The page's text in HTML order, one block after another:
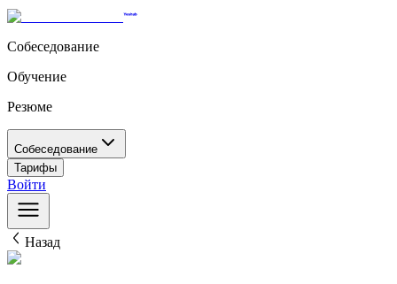
Собеседование
Обучение
Резюме
Собеседование
Тарифы
Войти
Назад